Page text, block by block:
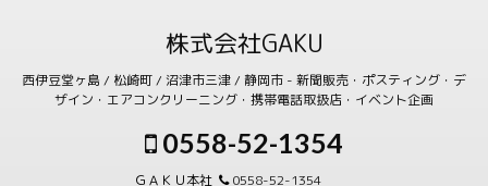
株式会社GAKU
西伊豆堂ヶ島 / 松崎町 / 沼津市三津 / 静岡市 - 新聞販売・ポスティング・デ
ザイン・エアコンクリーニング・携帯電話取扱店・イベント企画
0558-52-1354
ＧＡＫＵ本社 0558-52-1354